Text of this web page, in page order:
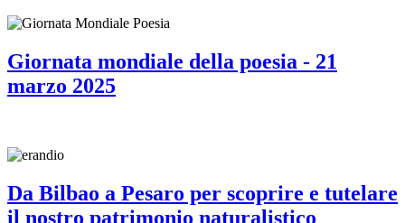
Giornata mondiale della poesia - 21
marzo 2025
Da Bilbao a Pesaro per scoprire e tutelare
il nostro patrimonio naturalistico